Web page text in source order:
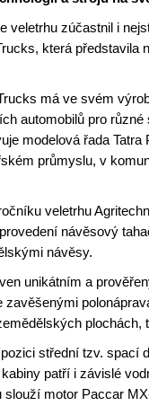
veletrhu zúčastnil i
která představila
má ve svém
automobilů pro
modelová řada
průmyslu, v
veletrhu
návěsový
návěsy.
unikátním a
zavěšenými
plochách,
střední tzv. spací
patří i závislé
slouží motor Paccar